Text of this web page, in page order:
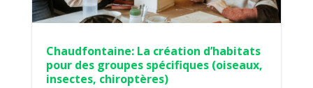
Chaudfontaine: La création d’habitats
pour des groupes spécifiques (oiseaux,
insectes, chiroptères)